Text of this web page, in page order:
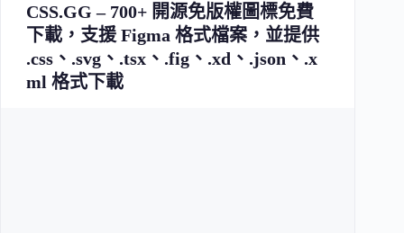
CSS.GG – 700+ 開源免版權圖標免費
下載，支援 Figma 格式檔案，並提供
.css、.svg、.tsx、.fig、.xd、.json、.x
ml 格式下載